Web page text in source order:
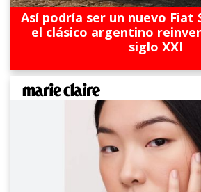
Así podría ser un nuevo Fiat
el clásico argentino
siglo XXI